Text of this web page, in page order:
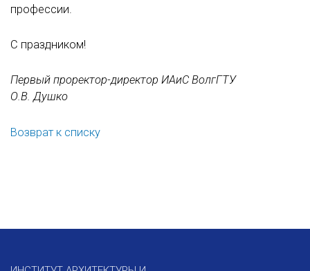
профессии.
С праздником!
Первый проректор-директор ИАиС ВолгГТУ
О.В. Душко
Возврат к списку